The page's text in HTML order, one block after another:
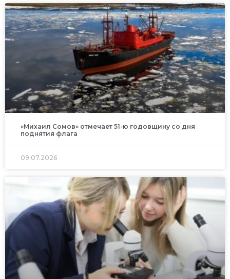
«Михаил Сомов» отмечает 51-ю годовщину со дня
поднятия флага
09.07.2026